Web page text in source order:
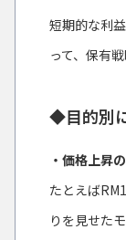
短期的な利
って、保有
◆目的別
・価格上昇
たとえば
りを見せた